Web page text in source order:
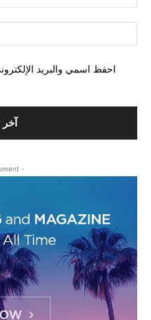
احفظ اسمي والبريد
-